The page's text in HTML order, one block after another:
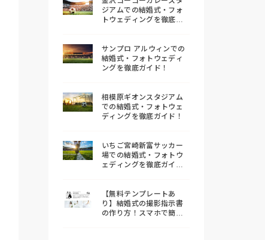
ジアムでの結婚式・フォ
トウェディングを徹底ガ
サンプロ アルウィンでの
結婚式・フォトウェディ
ングを徹底ガイド！
相模原ギオンスタジアム
での結婚式・フォトウェ
ディングを徹底ガイド！
いちご宮崎新富サッカー
場での結婚式・フォトウ
ェディングを徹底ガイ
【無料テンプレートあ
り】結婚式の撮影指示書
の作り方！スマホで簡単